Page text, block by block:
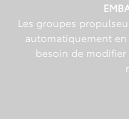
Les groupes
automatiquement en
besoin de